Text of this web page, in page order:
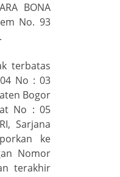
BONA
No. 93
terbatas
No : 03
Bogor
No : 05
Sarjana
ke
Nomor
terakhir